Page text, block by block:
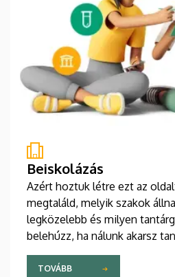
Beiskolázás
Azért hoztuk létre ezt az
megtaláld, melyik szakok
legközelebb és milyen
belehúzz, ha nálunk akarsz
TOVÁBB